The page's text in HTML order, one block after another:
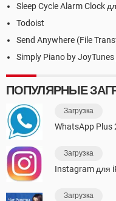
Sleep Cycle Alarm Clock
Todoist
Send Anywhere (File
Simply Piano by
ПОПУЛЯРНЫЕ
Загрузка
WhatsApp Plus
Загрузка
Instagram для
Загрузка